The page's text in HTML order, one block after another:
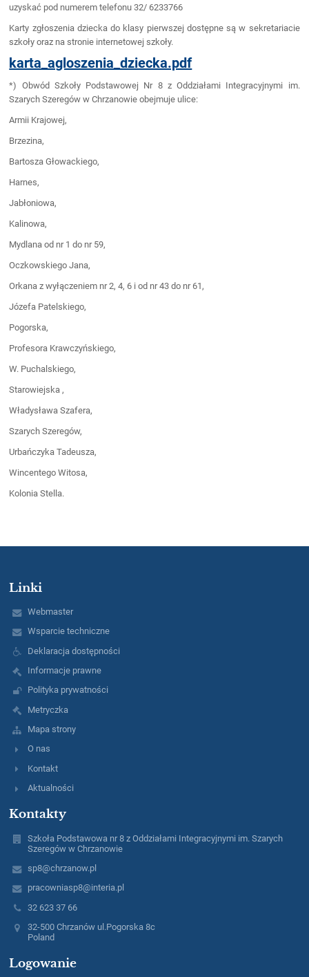
uzyskać pod numerem telefonu 32/ 6233766
Karty zgłoszenia dziecka do klasy pierwszej dostępne są w sekretariacie
szkoły oraz na stronie internetowej szkoły.
karta_agloszenia_dziecka.pdf
*) Obwód Szkoły Podstawowej Nr 8 z Oddziałami Integracyjnymi im.
Szarych Szeregów w Chrzanowie obejmuje ulice:
Armii Krajowej,
Brzezina,
Bartosza Głowackiego,
Harnes,
Jabłoniowa,
Kalinowa,
Mydlana od nr 1 do nr 59,
Oczkowskiego Jana,
Orkana z wyłączeniem nr 2, 4, 6 i od nr 43 do nr 61,
Józefa Patelskiego,
Pogorska,
Profesora Krawczyńskiego,
W. Puchalskiego,
Starowiejska ,
Władysława Szafera,
Szarych Szeregów,
Urbańczyka Tadeusza,
Wincentego Witosa,
Kolonia Stella.
Linki
Webmaster
Wsparcie techniczne
Deklaracja dostępności
Informacje prawne
Polityka prywatności
Metryczka
Mapa strony
O nas
Kontakt
Aktualności
Kontakty
Szkoła Podstawowa nr 8 z Oddziałami Integracyjnymi im. Szarych
Szeregów w Chrzanowie
sp8@chrzanow.pl
pracowniasp8@interia.pl
32 623 37 66
32-500 Chrzanów ul.Pogorska 8c
Poland
Logowanie